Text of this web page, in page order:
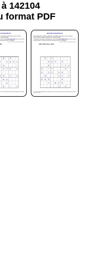
142104
format PDF